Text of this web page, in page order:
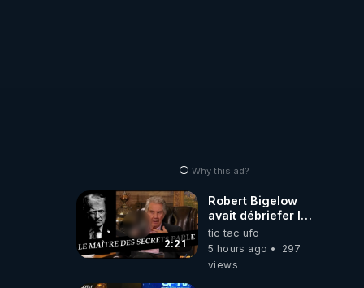
Why this ad?
2:21
Robert Bigelow
avait débriefer le
pédophile
génocidaire de
donald j trump
tic tac ufo
5 hours ago
297
views